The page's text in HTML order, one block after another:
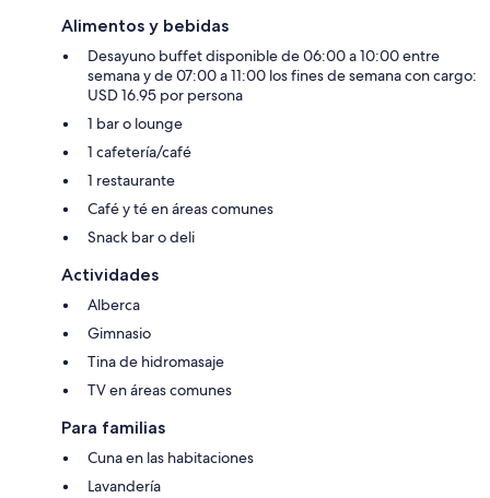
Alimentos y bebidas
Desayuno buffet disponible de 06:00 a 10:00 entre
semana y de 07:00 a 11:00 los fines de semana con cargo:
USD 16.95 por persona
1 bar o lounge
1 cafetería/café
1 restaurante
Café y té en áreas comunes
Snack bar o deli
Actividades
Alberca
Gimnasio
Tina de hidromasaje
TV en áreas comunes
Para familias
Cuna en las habitaciones
Lavandería